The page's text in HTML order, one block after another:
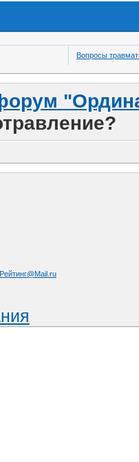
Вопросы